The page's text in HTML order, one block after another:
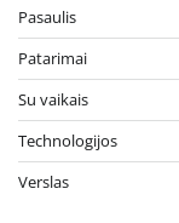
Pasaulis
Patarimai
Su vaikais
Technologijos
Verslas